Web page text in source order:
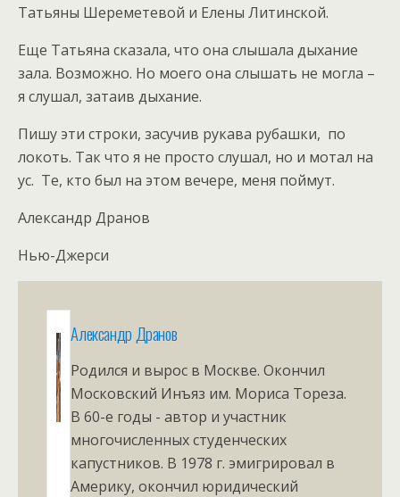
Татьяны Шереметевой и Елены Литинской.
Еще Татьяна сказала, что она слышала дыхание
зала. Возможно. Но моего она слышать не могла –
я слушал, затаив дыхание.
Пишу эти строки, засучив рукава рубашки, по
локоть. Так что я не просто слушал, но и мотал на
ус. Те, кто был на этом вечере, меня поймут.
Александр Дранов
Нью-Джерси
Александр Дранов
Родился и вырос в Москве. Окончил
Московский Инъяз им. Мориса Тореза.
В 60-е годы - автор и участник
многочисленных студенческих
капустников. В 1978 г. эмигрировал в
Америку, окончил юридический